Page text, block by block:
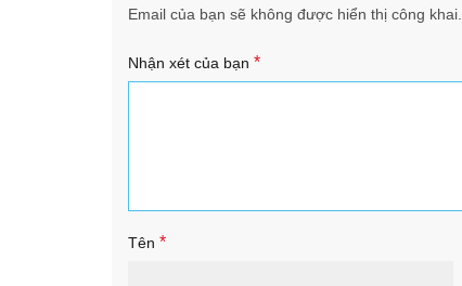
Email của bạn sẽ không được hiển thị công khai.
Nhận xét của bạn *
Tên *